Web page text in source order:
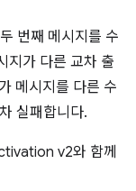
번째 메시지를 수
지가 다른 교차 출
메시지를 다른 수
실패합니다.
v2와 함께